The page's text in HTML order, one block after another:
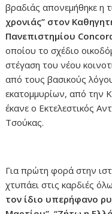
βραδιάς απονεμήθηκε η
χρονιάς” στον
Πανεπιστημίου
οποίου το σχέδιο
στέγαση του νέου
από τους βασικούς
εκατομμυρίων, από την
έκανε ο Εκτελεστικός
Τσούκας.
Για πρώτη φορά στην
χτυπάει στις καρδιές
τον ίδιο υπερήφανο